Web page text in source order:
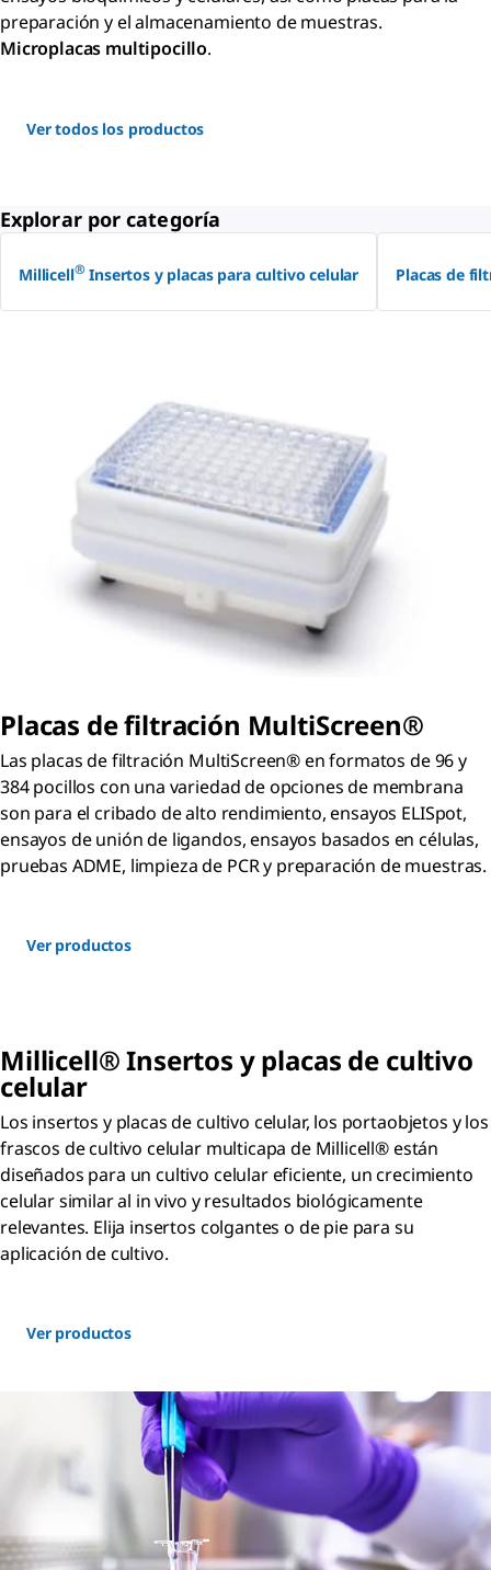
preparación y el almacenamiento de muestras.
Microplacas multipocillo.
Ver todos los productos
Explorar por categoría
Millicell® Insertos y placas para cultivo celular Placas de
Placas de filtración MultiScreen®
Las placas de filtración MultiScreen® en formatos de 96 y
384 pocillos con una variedad de opciones de membrana
son para el cribado de alto rendimiento, ensayos ELISpot,
ensayos de unión de ligandos, ensayos basados en células,
pruebas ADME, limpieza de PCR y preparación de muestras.
Ver productos
Millicell® Insertos y placas de cultivo
celular
Los insertos y placas de cultivo celular, los portaobjetos y los
frascos de cultivo celular multicapa de Millicell® están
diseñados para un cultivo celular eficiente, un crecimiento
celular similar al in vivo y resultados biológicamente
relevantes. Elija insertos colgantes o de pie para su
aplicación de cultivo.
Ver productos